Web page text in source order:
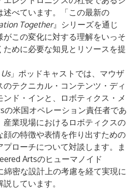
述べています。「この最新の
Together』シリーズを通じ
がこの変化に対する理解をいっそ
ために必要な知見とリソースを提
」 ポッドキャスト では、マウザ
テクニカル・コンテンツ・ディ
ンド・インと、ロボティクス・メ
の米国オペレーション責任者であ
産業現場におけるロボティクスの
顔の特徴や表情を作り出すための
ローチについて対談します。ま
Artsのヒューマノイド
綿密な設計上の考慮を経て実現に
しています。